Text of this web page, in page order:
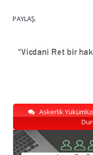
PAYLAŞ.
Askerlik